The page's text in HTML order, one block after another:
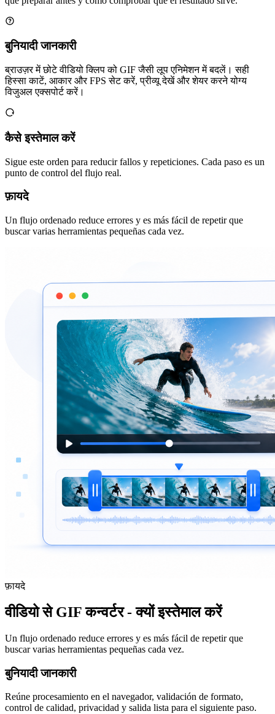
बुनियादी जानकारी
ब्राउज़र में छोटे वीडियो क्लिप को GIF जैसी लूप एनिमेशन में बदलें। सही
हिस्सा काटें, आकार और FPS सेट करें, प्रीव्यू देखें और शेयर करने योग्य
विजुअल एक्सपोर्ट करें।
कैसे इस्तेमाल करें
Sigue este orden para reducir fallos y repeticiones. Cada paso es un
punto de control del flujo real.
फ़ायदे
Un flujo ordenado reduce errores y es más fácil de repetir que
buscar varias herramientas pequeñas cada vez.
फ़ायदे
वीडियो से GIF कन्वर्टर - क्यों इस्तेमाल करें
Un flujo ordenado reduce errores y es más fácil de repetir que
buscar varias herramientas pequeñas cada vez.
बुनियादी जानकारी
Reúne procesamiento en el navegador, validación de formato,
control de calidad, privacidad y salida lista para el siguiente paso.